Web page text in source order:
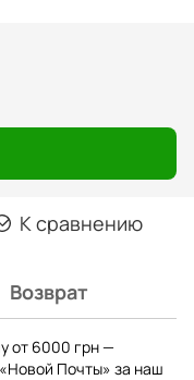
К сравнению
Возврат
от 6000 грн —
Почты» за наш